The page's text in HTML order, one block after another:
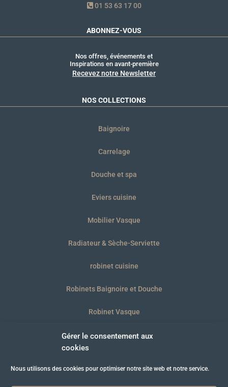
Gérer le consentement aux
cookies
Nous utilisons des cookies pour optimiser notre site web et notre service.
01 53 63 17 00
ABONNEZ-VOUS
Nos offres, événements et
Inspirations en avant-première
Recevez notre Newsletter
NOS COLLECTIONS
Baignoire
Carrelage
Douche et spa
Eviers cuisine
Mobilier Vasque
Radiateur & Sèche-Serviette
robinet cuisine
Robinets Baignoire et Douche
Robinet Vasque
WC et plaques